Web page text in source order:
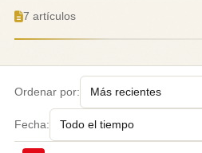
7 artículos
Ordenar por:
Fecha: